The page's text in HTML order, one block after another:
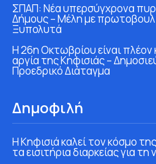
ΣΠΑΠ: Νέα υπερσύγχρονα
Δήμους – Μέλη με
Ξυπολυτά
Η 26η Οκτωβρίου είναι πλέον
αργία της Κηφισιάς –
Προεδρικό Διάταγμα
Δημοφιλή
Η Κηφισιά καλεί τον κόσμο
τα εισιτήρια διαρκείας για τη